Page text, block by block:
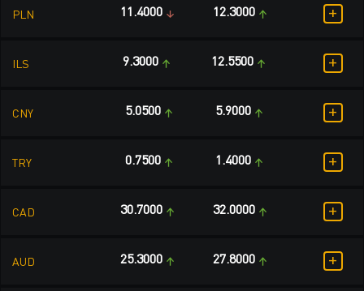
PLN 11.4000 12.3000 +
ILS 9.3000 12.5500 +
CNY 5.0500 5.9000 +
TRY 0.7500 1.4000 +
CAD 30.7000 32.0000 +
AUD 25.3000 27.8000 +